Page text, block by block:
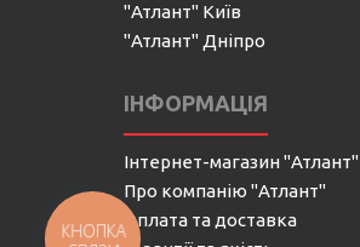
"Атлант" Київ
"Атлант" Дніпро
ІНФОРМАЦІЯ
Інтернет-магазин "Атлант"
Про компанію "Атлант"
Оплата та доставка
КНОПКА